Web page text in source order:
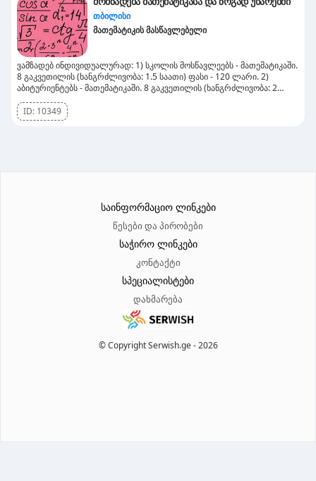
თბილისი
მათემატიკის მასწავლებელი
ვამზადებ ინდივიდუალურად: 1) სკოლის მოსწავლეებს - მათემატიკაში.
8 გაკვეთილის (ხანგრძლივობა: 1.5 საათი) ფასი - 120 ლარი. 2)
აბიტურიენტებს - მათემატიკაში. 8 გაკვეთილის (ხანგრძლივობა: 2
აკადემიაში ჩაბარების მსურველთათვის - ზოგად უნარებში. 8
გაკვეთილის (ხანგრძლივობა: 2 საათი) ფასი - 200 ლარი. ლოკაცია:
ID: 10349
© Copyright Serwish.ge -2026
საინფორმაციო ლინკები
წესები და პირობები
საჭირო ლინკები
კონტაქტი
სპეციალისტები
დახმარება